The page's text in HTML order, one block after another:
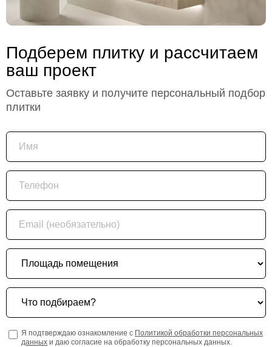
Подберем плитку и рассчитаем
ваш проект
Оставьте заявку и получите персональный подбор
плитки
Имя
Телефон
Email (необязательно)
Площадь помещения
Что подбираем?
Я подтверждаю ознакомление с Политикой обработки персональных
данных и даю согласие на обработку персональных данных.